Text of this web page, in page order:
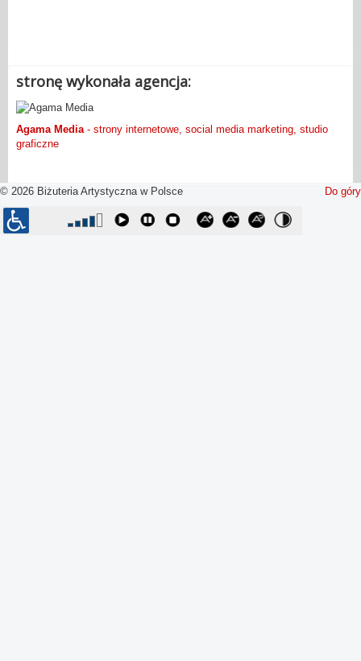
stronę wykonała agencja:
Agama Media - strony internetowe, social media marketing, studio
graficzne
Do góry
© 2026 Biżuteria Artystyczna w Polsce